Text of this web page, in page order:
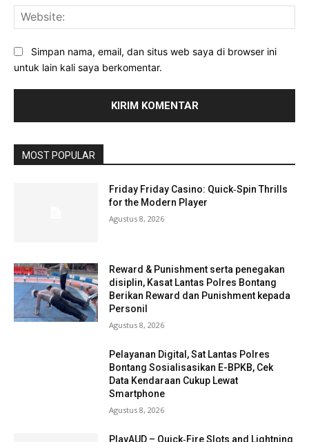
Simpan nama, email, dan situs web saya di browser ini
untuk lain kali saya berkomentar.
MOST POPULAR
Friday Friday Casino: Quick‑Spin Thrills
for the Modern Player
Agustus 8, 2026
Reward & Punishment serta penegakan
disiplin, Kasat Lantas Polres Bontang
Berikan Reward dan Punishment kepada
Personil
Agustus 8, 2026
Pelayanan Digital, Sat Lantas Polres
Bontang Sosialisasikan E-BPKB, Cek
Data Kendaraan Cukup Lewat
Smartphone
Agustus 8, 2026
PlayAUD – Quick‑Fire Slots and Lightning